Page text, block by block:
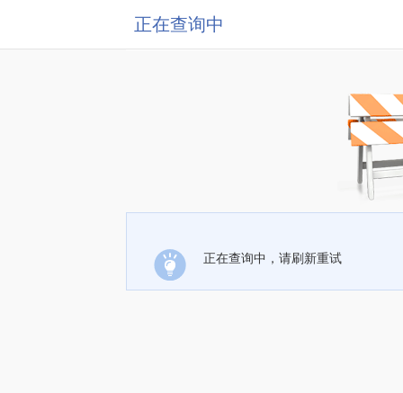
正在查询中
正在查询中，请刷新重试